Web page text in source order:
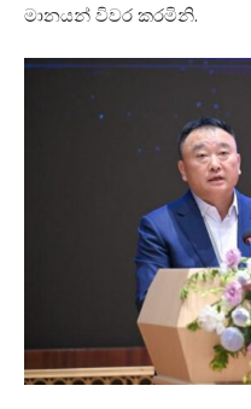
මානයන් විවර කරමිනි.